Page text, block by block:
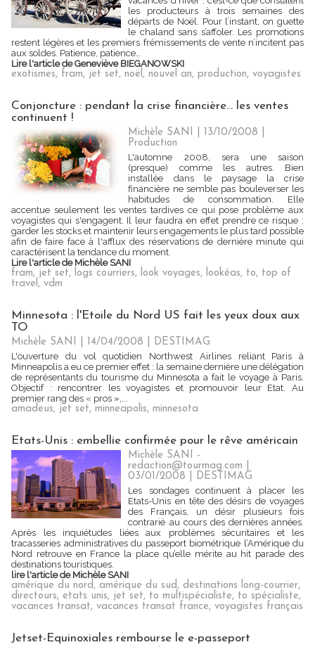
les producteurs à trois semaines des
départs de Noël. Pour l’instant, on guette
le chaland sans s’affoler. Les promotions
restent légères et les premiers frémissements de vente n’incitent pas
aux soldes. Patience, patience…
Lire l'article de Geneviève BIEGANOWSKI
exotismes, fram, jet set, noël, nouvel an, production, voyagistes
Conjoncture : pendant la crise financière... les ventes
continuent !
Michèle SANI | 13/10/2008
Production
L'automne 2008, sera une saison
(presque) comme les autres. Bien
installée dans le paysage la crise
financière ne semble pas bouleverser les
habitudes de consommation. Elle
accentue seulement les ventes tardives ce qui pose problème aux
voyagistes qui s'engagent. Il leur faudra en effet prendre ce risque :
garder les stocks et maintenir leurs engagements le plus tard possible
afin de faire face à l'afflux des réservations de dernière minute qui
caractérisent la tendance du moment.
Lire l'article de Michèle SANI
fram, jet set, logs courriers, look voyages, lookéas, to, top of
travel, vdm
Minnesota : l'Etoile du Nord US fait les yeux doux aux
TO
Michèle SANI | 14/04/2008
DESTIMAG
L'ouverture du vol quotidien Northwest Airlines reliant Paris à
Minneapolis a eu ce premier effet : la semaine dernière une délégation
de représentants du tourisme du Minnesota a fait le voyage à Paris.
Objectif : rencontrer les voyagistes et promouvoir leur Etat. Au
premier rang des « pros »,...
amadeus, jet set, minneapolis, minnesota
Etats-Unis : embellie confirmée pour le rêve américain
Michèle SANI -
redaction@tourmag.com |
03/01/2008
DESTIMAG
Les sondages continuent à placer les
Etats-Unis en tête des désirs de voyages
des Français, un désir plusieurs fois
contrarié au cours des dernières années.
Après les inquiétudes liées aux problèmes sécuritaires et les
tracasseries administratives du passeport biométrique l’Amérique du
Nord retrouve en France la place qu’elle mérite au hit parade des
destinations touristiques.
lire l'article de Michèle SANI
amérique du nord, amérique du sud, destinations long-courrier,
directours, etats unis, jet set, to multispécialiste, to spécialiste,
vacances transat, vacances transat france, voyagistes français
Jetset-Equinoxiales rembourse le e-passeport